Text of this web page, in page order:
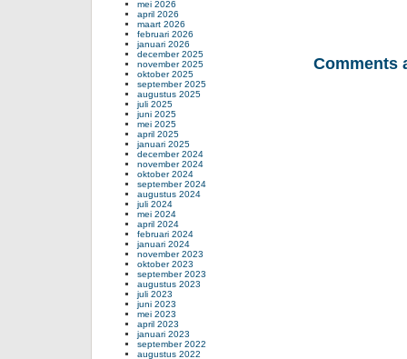
Comments
mei 2026
april 2026
maart 2026
februari 2026
januari 2026
december 2025
november 2025
oktober 2025
september 2025
augustus 2025
juli 2025
juni 2025
mei 2025
april 2025
januari 2025
december 2024
november 2024
oktober 2024
september 2024
augustus 2024
juli 2024
mei 2024
april 2024
februari 2024
januari 2024
november 2023
oktober 2023
september 2023
augustus 2023
juli 2023
juni 2023
mei 2023
april 2023
januari 2023
september 2022
augustus 2022